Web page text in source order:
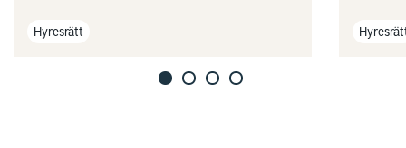
Hyresrätt